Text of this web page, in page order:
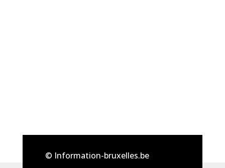
© Information-bruxelles.be